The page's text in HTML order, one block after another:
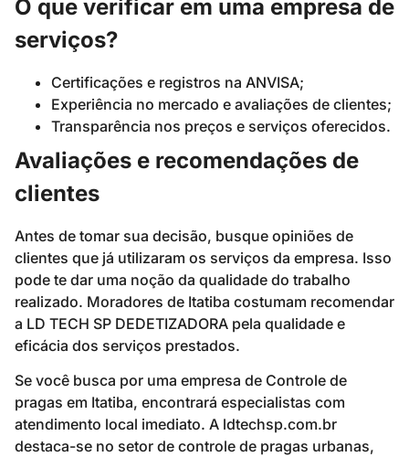
O que verificar em uma empresa de
serviços?
Certificações e registros na ANVISA;
Experiência no mercado e avaliações de clientes;
Transparência nos preços e serviços oferecidos.
Avaliações e recomendações de
clientes
Antes de tomar sua decisão, busque opiniões de
clientes que já utilizaram os serviços da empresa. Isso
pode te dar uma noção da qualidade do trabalho
realizado. Moradores de Itatiba costumam recomendar
a LD TECH SP DEDETIZADORA pela qualidade e
eficácia dos serviços prestados.
Se você busca por uma empresa de Controle de
pragas em Itatiba, encontrará especialistas com
atendimento local imediato. A ldtechsp.com.br
destaca-se no setor de controle de pragas urbanas,